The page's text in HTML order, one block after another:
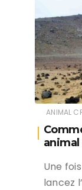
ANIMAL
Une
lancez